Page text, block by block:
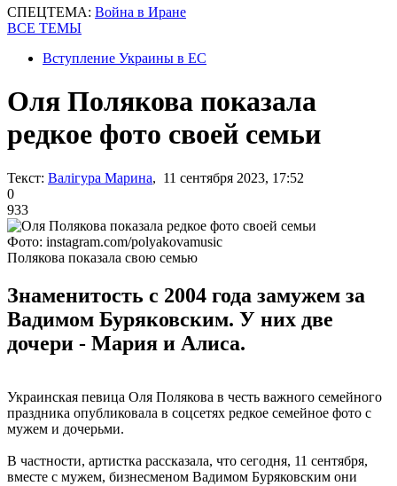
СПЕЦТЕМА: Война в Иране
ВСЕ ТЕМЫ
Вступление Украины в ЕС
Оля Полякова показала
редкое фото своей семьи
Текст: Валігура Марина, 11 сентября 2023, 17:52
0
933
Фото: instagram.com/polyakovamusic
Полякова показала свою семью
Знаменитость с 2004 года замужем за
Вадимом Буряковским. У них две
дочери - Мария и Алиса.
Украинская певица Оля Полякова в честь важного семейного
праздника опубликовала в соцсетях редкое семейное фото с
мужем и дочерьми.
В частности, артистка рассказала, что сегодня, 11 сентября,
вместе с мужем, бизнесменом Вадимом Буряковским они